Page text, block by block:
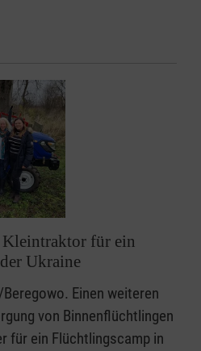
Kleintraktor für ein
Ukraine
Einen weiteren
von Binnenflüchtlingen
für ein Flüchtlingscamp in